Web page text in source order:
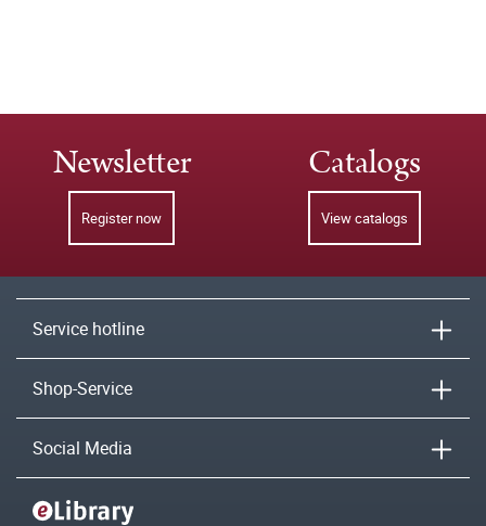
Newsletter
Register now
Catalogs
View catalogs
Service hotline
Shop-Service
Social Media